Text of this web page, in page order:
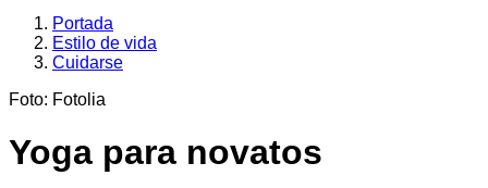
Portada
Estilo de vida
Cuidarse
Foto: Fotolia
Yoga para novatos